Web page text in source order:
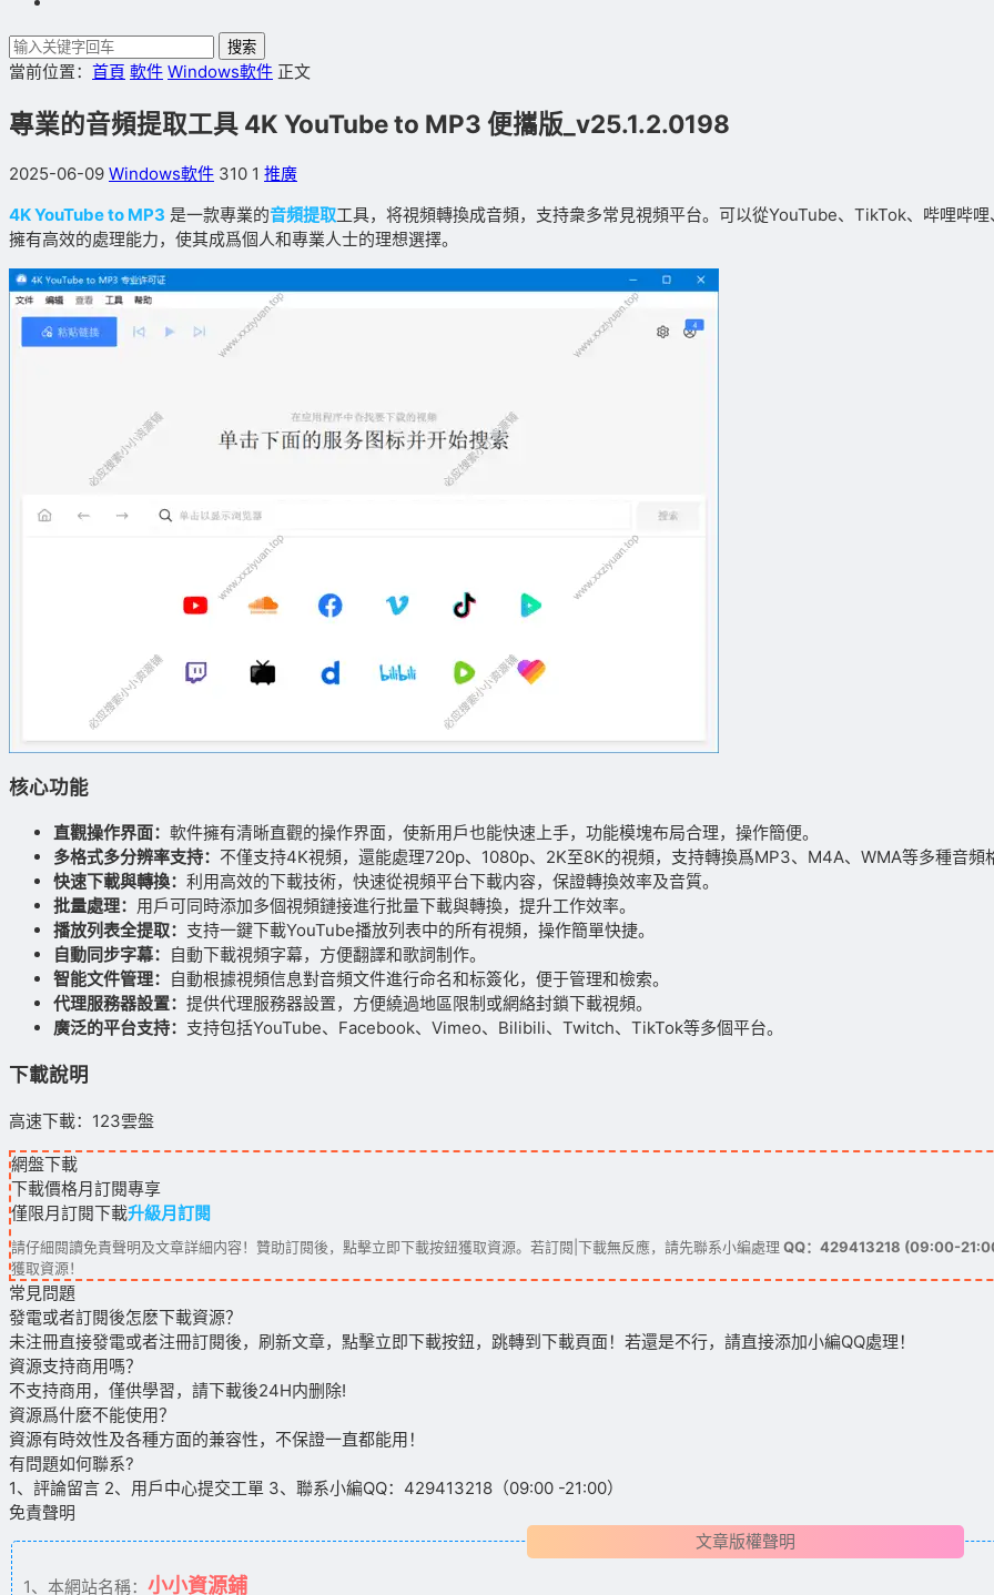
搜索
當前位置： 首頁 軟件 Windows軟件 正文
專業的音頻提取工具 4K YouTube to MP3 便攜版_v25.1.2.0198
2025-06-09 Windows軟件 310 1 推廣
4K YouTube to MP3 是一款專業的音頻提取工具，将視頻轉換成音頻，支持衆多常見視頻平台。可以從YouTube、TikTok、哔哩哔
擁有高效的處理能力，使其成爲個人和專業人士的理想選擇。
核心功能
直觀操作界面： 軟件擁有清晰直觀的操作界面，使新用戶也能快速上手，功能模塊布局合理，操作簡便。
多格式多分辨率支持： 不僅支持4K視頻，還能處理720p、1080p、2K至8K的視頻，支持轉換爲MP3、M4A、WMA等多種音頻
快速下載與轉換： 利用高效的下載技術，快速從視頻平台下載内容，保證轉換效率及音質。
批量處理： 用戶可同時添加多個視頻鏈接進行批量下載與轉換，提升工作效率。
播放列表全提取： 支持一鍵下載YouTube播放列表中的所有視頻，操作簡單快捷。
自動同步字幕： 自動下載視頻字幕，方便翻譯和歌詞制作。
智能文件管理： 自動根據視頻信息對音頻文件進行命名和标簽化，便于管理和檢索。
代理服務器設置： 提供代理服務器設置，方便繞過地區限制或網絡封鎖下載視頻。
廣泛的平台支持： 支持包括YouTube、Facebook、Vimeo、Bilibili、Twitch、TikTok等多個平台。
下載說明
高速下載：123雲盤
網盤下載
下載價格月訂閱專享
僅限月訂閱下載升級月訂閱
請仔細閱讀免責聲明及文章詳細内容！贊助訂閱後，點擊立即下載按鈕獲取資源。若訂閱|下載無反應，請先聯系小編處理 QQ：429413218 (09:00-
獲取資源！
常見問題
發電或者訂閱後怎麽下載資源？
未注冊直接發電或者注冊訂閱後，刷新文章，點擊立即下載按鈕，跳轉到下載頁面！若還是不行，請直接添加小編QQ處理！
資源支持商用嗎？
不支持商用，僅供學習，請下載後24H内删除!
資源爲什麽不能使用？
資源有時效性及各種方面的兼容性，不保證一直都能用！
有問題如何聯系?
1、評論留言 2、用戶中心提交工單 3、聯系小編QQ：429413218（09:00 -21:00）
免責聲明
文章版權聲明
1、本網站名稱： 小小資源鋪